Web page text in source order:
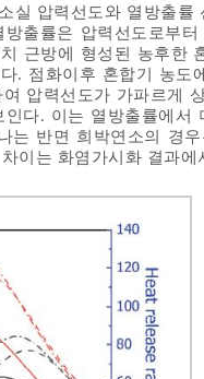
실 압력선도와 열방출률
출률은 압력선도로부
근방에 형성된 농후한
. 점화이후 혼합기 농
압력선도가 가파르게
다. 이는 열방출률에
는 반면 희박연소의 경
이는 화염가시화 결과